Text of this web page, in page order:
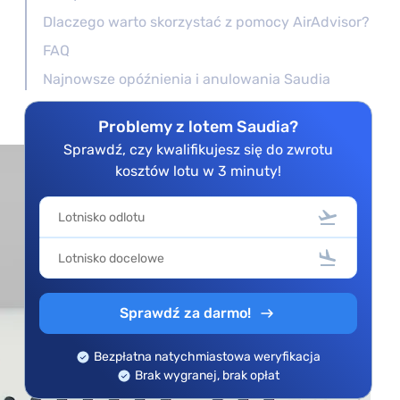
Dlaczego warto skorzystać z pomocy AirAdvisor?
FAQ
Najnowsze opóźnienia i anulowania Saudia
Problemy z lotem Saudia?
Sprawdź, czy kwalifikujesz się do zwrotu
kosztów lotu w 3 minuty!
Sprawdź za darmo!
Bezpłatna natychmiastowa weryfikacja
Brak wygranej, brak opłat